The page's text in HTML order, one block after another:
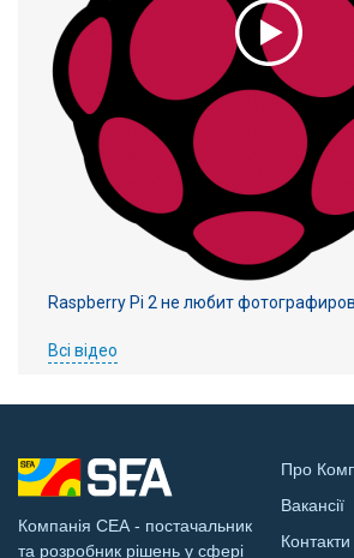
Raspberry Pi 2 не любит
Всі відео
Компанія СЕА - постачальник
та розробник рішень у сфері
Про
Вакансії
Контакти